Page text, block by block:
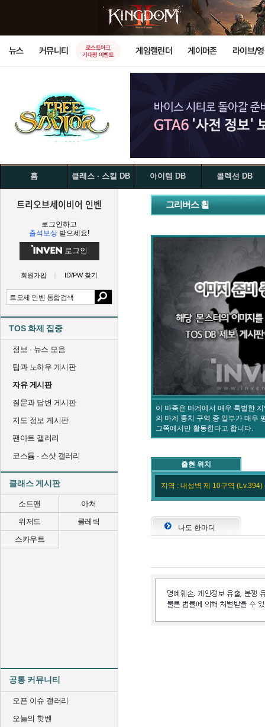
뉴스 커뮤니티
로스트아크
기대평 이벤트
게임캘린더 게이머존 라이브/
홈 클래스 · 스킬 DB 아이템 DB 콜렉션 DB
트리오브세이비어 인벤
로그인하고
출석보상 받으세요!
로그인
회원가입 ID/PW 찾기
TOS 화제 집중
정보 · 뉴스 모음
팁과 노하우 게시판
자유 게시판
질문과 답변 게시판
지도 정보 게시판
팬아트 갤러리
코스튬 · 스샷 갤러리
클래스 게시판
소드맨
아처
위저드
클레릭
스카우트
공통 커뮤니티
오픈 이슈 갤러리
오늘의 핫벤
그리버스 휠
이 마족은 마계에서 매우 특별한
의 마계 통치 구역 중 일부가 매우
그쪽에서만 활동한다고 합니다.
출현 위치
지역 : 내성벽 제 10구역
나도 한마디